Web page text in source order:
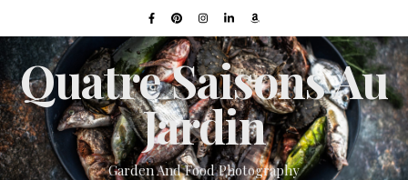
Quatre Saisons Au
Jardin
Garden And Food Photography